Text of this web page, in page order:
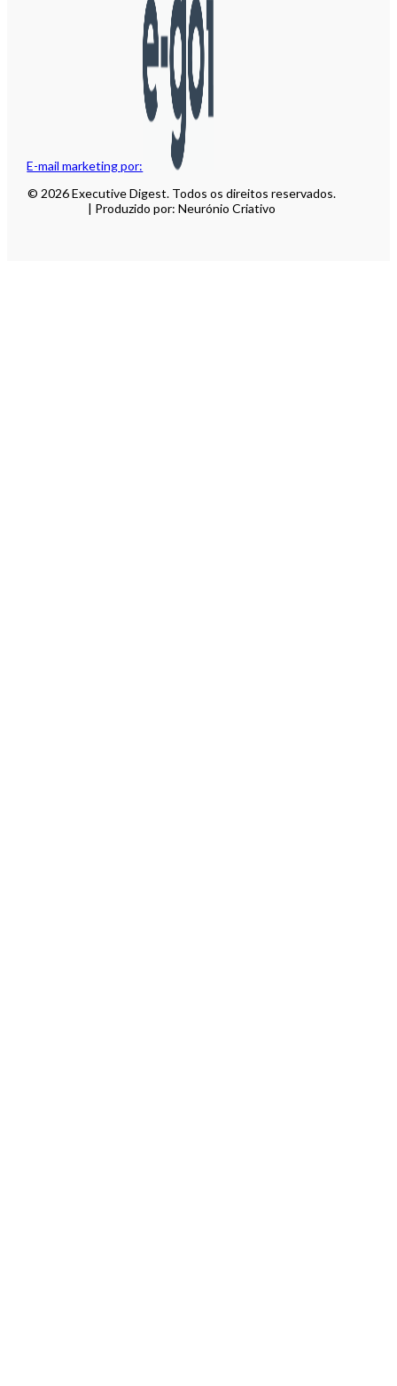
E-mail marketing por:
© 2026 Executive Digest. Todos os direitos reservados.
| Produzido por: Neurónio Criativo